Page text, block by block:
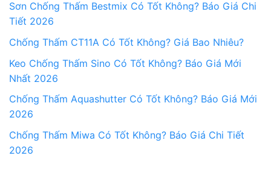
Sơn Chống Thấm Bestmix Có Tốt Không? Báo Giá Chi
Tiết 2026
Chống Thấm CT11A Có Tốt Không? Giá Bao Nhiêu?
Keo Chống Thấm Sino Có Tốt Không? Báo Giá Mới
Nhất 2026
Chống Thấm Aquashutter Có Tốt Không? Báo Giá Mới
2026
Chống Thấm Miwa Có Tốt Không? Báo Giá Chi Tiết
2026